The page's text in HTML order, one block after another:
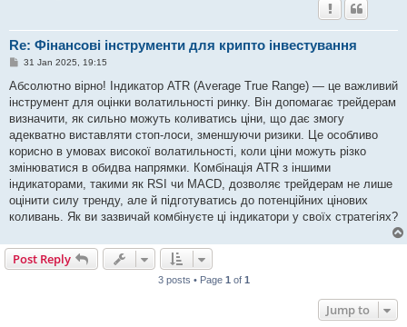
Re: Фінансові інструменти для крипто інвестування
P
s
31 Jan 2025, 19:15
Абсолютно вірно! Індикатор ATR (Average True Range) — це важливий
інструмент для оцінки волатильності ринку. Він допомагає трейдерам
визначити, як сильно можуть коливатись ціни, що дає змогу
адекватно виставляти стоп-лоси, зменшуючи ризики. Це особливо
корисно в умовах високої волатильності, коли ціни можуть різко
змінюватися в обидва напрямки. Комбінація ATR з іншими
індикаторами, такими як RSI чи MACD, дозволяє трейдерам не лише
оцінити силу тренду, але й підготуватись до потенційних цінових
коливань. Як ви зазвичай комбінуєте ці індикатори у своїх стратегіях?
Post Reply
3 posts • Page 1 of 1
Jump to